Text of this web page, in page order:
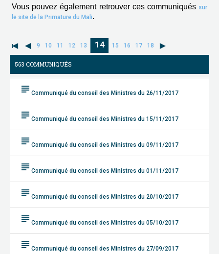
Vous pouvez également retrouver ces communiqués sur
le site de la Primature du Mali.
9 10 11 12 13 14 15 16 17 18
563 COMMUNIQUÉS
subject Communiqué du conseil des Ministres du 26/11/2017
subject Communiqué du conseil des Ministres du 15/11/2017
subject Communiqué du conseil des Ministres du 09/11/2017
subject Communiqué du conseil des Ministres du 01/11/2017
subject Communiqué du conseil des Ministres du 20/10/2017
subject Communiqué du conseil des Ministres du 05/10/2017
subject Communiqué du conseil des Ministres du 27/09/2017